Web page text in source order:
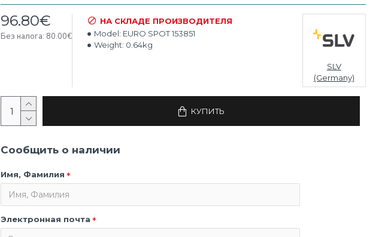
96.80€
Без налога: 80.00€
НА СКЛАДЕ ПРОИЗВОДИТЕЛЯ
Model: EURO SPOT 153851
Weight: 0.64kg
SLV
(Germany)
КУПИТЬ
Сообщить о наличии
Имя, Фамилия
Электронная почта